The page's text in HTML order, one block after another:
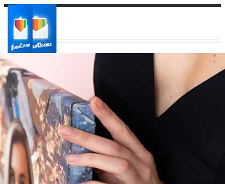
Ваш город:
Ваш регион доставки
Выберите из списка: